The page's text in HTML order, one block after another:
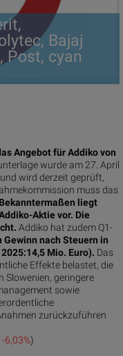
Bajaj
Post, cyan
Angebot für Addiko von
wurde am 27. April
wird derzeit geprüft,
muss das
Bekanntermaßen liegt
Aktie vor. Die
Addiko hat zudem Q1-
nach Steuern in
Mio. Euro). Das
Effekte belastet, die
Slowenien, geringere
sowie
zurückzuführen
-6,03%)